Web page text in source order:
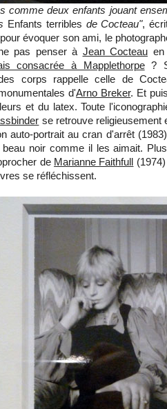
comme deux enfants jouant
Enfants terribles de Cocteau",
évoquer son ami, le
pas penser à Jean Cocteau
consacrée à Mapplethorpe?
corps rappelle celle de
d'Arno Breker. Et
et du latex. Toute
se retrouve religieusement
auto-portrait au cran d'arrêt
beau noir comme il les aimait.
de Marianne Faithfull
se réfléchissent.